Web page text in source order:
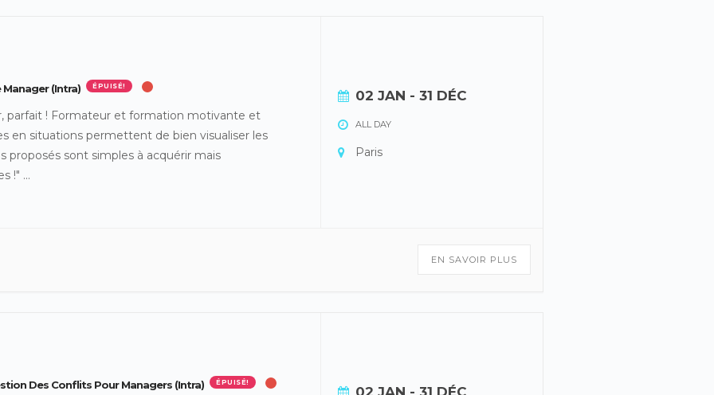
(intra) ÉPUISÉ!
parfait ! Formateur et formation motivante et
en situations permettent de bien visualiser les
proposés sont simples à acquérir mais
!" ...
02 JAN - 31 DÉC
ALL DAY
Paris
EN SAVOIR PLUS
Des Conflits Pour Managers (intra) ÉPUISÉ!
02 JAN - 31 DÉC